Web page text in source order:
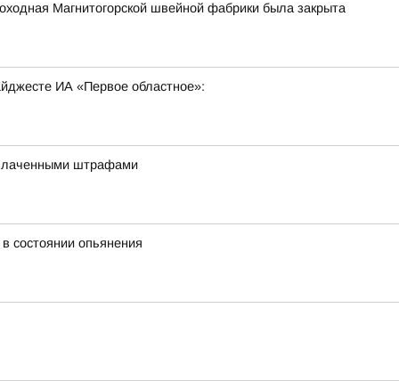
Магнитогорской швейной фабрики была закрыта
ИА «Первое областное»:
штрафами
состоянии опьянения